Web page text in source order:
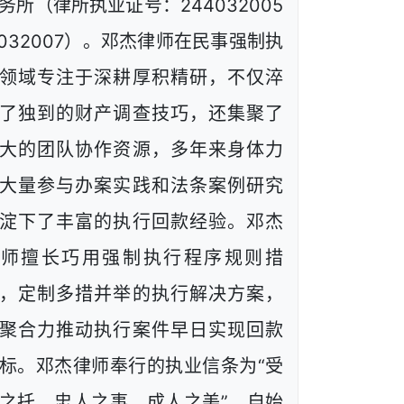
所（律所执业证号：244032005
）。邓杰律师在民事强制执
域专注于深耕厚积精研，不仅淬
独到的财产调查技巧，还集聚了
的团队协作资源，多年来身体力
量参与办案实践和法条案例研究
下了丰富的执行回款经验。邓杰
擅长巧用强制执行程序规则措
定制多措并举的执行解决方案，
合力推动执行案件早日实现回款
。邓杰律师奉行的执业信条为“受